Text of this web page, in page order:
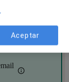
Aceptar